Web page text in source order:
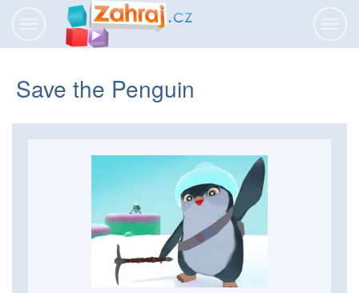
Save the Penguin